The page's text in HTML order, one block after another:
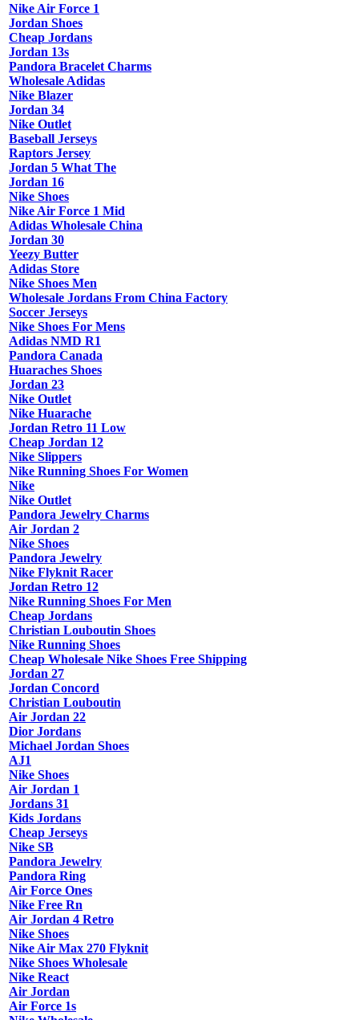
Nike Air Force 1
Jordan Shoes
Cheap Jordans
Jordan 13s
Pandora Bracelet Charms
Wholesale Adidas
Nike Blazer
Jordan 34
Nike Outlet
Baseball Jerseys
Raptors Jersey
Jordan 5 What The
Jordan 16
Nike Shoes
Nike Air Force 1 Mid
Adidas Wholesale China
Jordan 30
Yeezy Butter
Adidas Store
Nike Shoes Men
Wholesale Jordans From China Factory
Soccer Jerseys
Nike Shoes For Mens
Adidas NMD R1
Pandora Canada
Huaraches Shoes
Jordan 23
Nike Outlet
Nike Huarache
Jordan Retro 11 Low
Cheap Jordan 12
Nike Slippers
Nike Running Shoes For Women
Nike
Nike Outlet
Pandora Jewelry Charms
Air Jordan 2
Nike Shoes
Pandora Jewelry
Nike Flyknit Racer
Jordan Retro 12
Nike Running Shoes For Men
Cheap Jordans
Christian Louboutin Shoes
Nike Running Shoes
Cheap Wholesale Nike Shoes Free Shipping
Jordan 27
Jordan Concord
Christian Louboutin
Air Jordan 22
Dior Jordans
Michael Jordan Shoes
AJ1
Nike Shoes
Air Jordan 1
Jordans 31
Kids Jordans
Cheap Jerseys
Nike SB
Pandora Jewelry
Pandora Ring
Air Force Ones
Nike Free Rn
Air Jordan 4 Retro
Nike Shoes
Nike Air Max 270 Flyknit
Nike Shoes Wholesale
Nike React
Air Jordan
Air Force 1s